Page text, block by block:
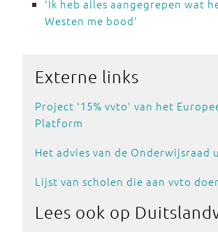
'Ik heb alles aangegrepen wat
Westen me bood'
Externe links
Project '15% vvto' van het
Platform
Het advies van de Onderwijsraad
Lijst van scholen die aan vvto
Lees ook op